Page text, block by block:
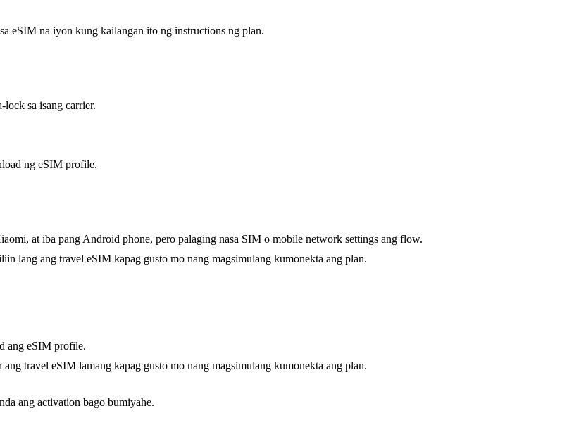
eSIM na iyon kung kailangan ito ng instructions ng plan.
sa isang carrier.
ng eSIM profile.
at iba pang Android phone, pero palaging nasa SIM o mobile network settings ang flow.
lang ang travel eSIM kapag gusto mo nang magsimulang kumonekta ang plan.
ang eSIM profile.
travel eSIM lamang kapag gusto mo nang magsimulang kumonekta ang plan.
ang activation bago bumiyahe.